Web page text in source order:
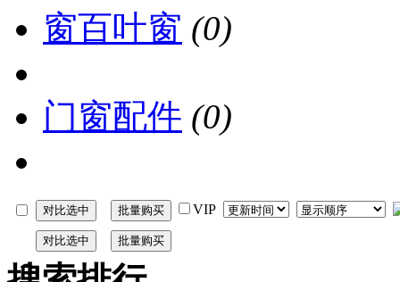
窗百叶窗 (0)
门窗配件 (0)
VIP